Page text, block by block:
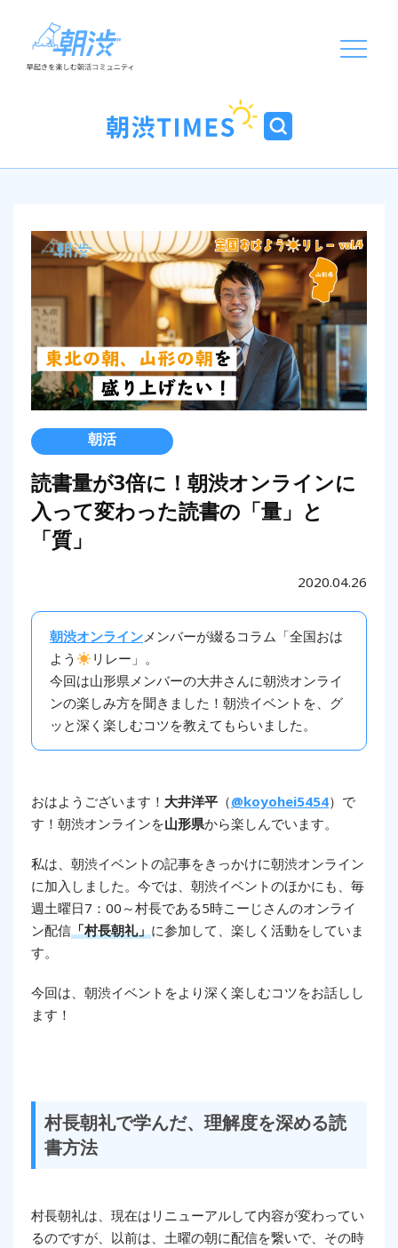
朝活
読書量が3倍に！朝渋オンラインに
入って変わった読書の「量」と
「質」
2020.04.26
朝渋オンラインメンバーが綴るコラム「全国おは
よう
リレー」。
今回は山形県メンバーの大井さんに朝渋オンライ
ンの楽しみ方を聞きました！朝渋イベントを、グ
ッと深く楽しむコツを教えてもらいました。
おはようございます！ 大井洋平 （@koyohei5454）で
す！朝渋オンラインを山形県から楽しんでいます。
私は、朝渋イベントの記事をきっかけに朝渋オンライン
に加入しました。今では、朝渋イベントのほかにも、毎
週土曜日7：00～村長である5時こーじさんのオンライ
ン配信「村長朝礼」に参加して、楽しく活動をしていま
す。
今回は、朝渋イベントをより深く楽しむコツをお話しし
ます！
村長朝礼で学んだ、理解度を深める読
書方法
村長朝礼は、現在はリニューアルして内容が変わってい
るのですが、以前は、土曜の朝に配信を繋いで、その時